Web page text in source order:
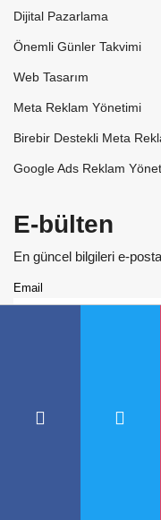
Dijital Pazarlama
Önemli Günler Takvimi
Web Tasarım
Meta Reklam Yönetimi
Birebir Destekli Meta
Google Ads Reklam
E-bülten
En güncel bilgileri e-
Email